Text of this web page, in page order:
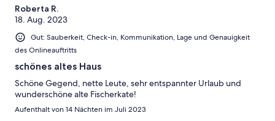
Roberta R.
18. Aug. 2023
Gut: Sauberkeit, Check-in, Kommunikation, Lage und Genauigkeit
des Onlineauftritts
schönes altes Haus
Schöne Gegend, nette Leute, sehr entspannter Urlaub und
wunderschöne alte Fischerkate!
Aufenthalt von 14 Nächten im Juli 2023